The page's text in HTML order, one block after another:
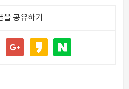
을 공유하기